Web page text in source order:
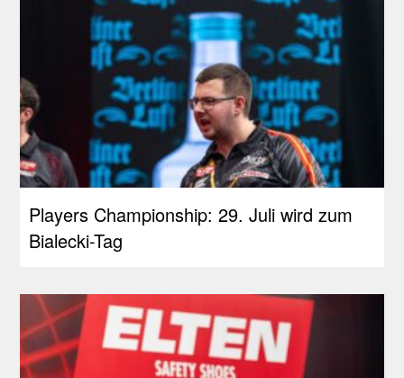
Players Championship: 29. Juli wird zum
Bialecki-Tag